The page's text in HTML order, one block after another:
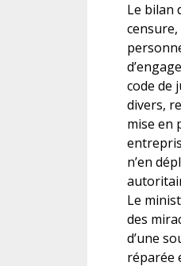
Le bilan
code de
divers,
mise en
n’en
Le
des
d’une
réparée